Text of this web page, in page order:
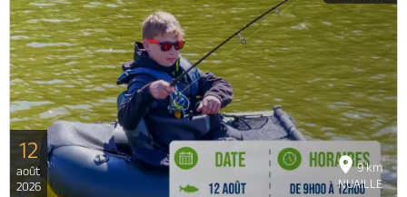
9 km
NUAILLE
12
août
2026